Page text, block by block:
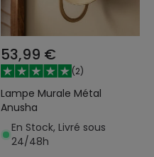
53,99 €
(2)
Lampe Murale Métal
Anusha
En Stock, Livré sous
24/48h